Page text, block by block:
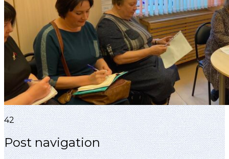
42
Post navigation